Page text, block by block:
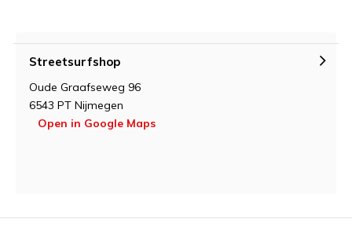
Streetsurfshop
Oude Graafseweg 96
6543 PT Nijmegen
Open in Google Maps